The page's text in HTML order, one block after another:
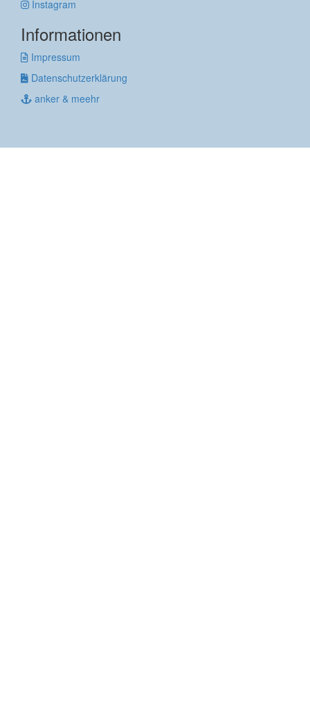
Instagram
Informationen
Impressum
Datenschutzerklärung
anker & meehr